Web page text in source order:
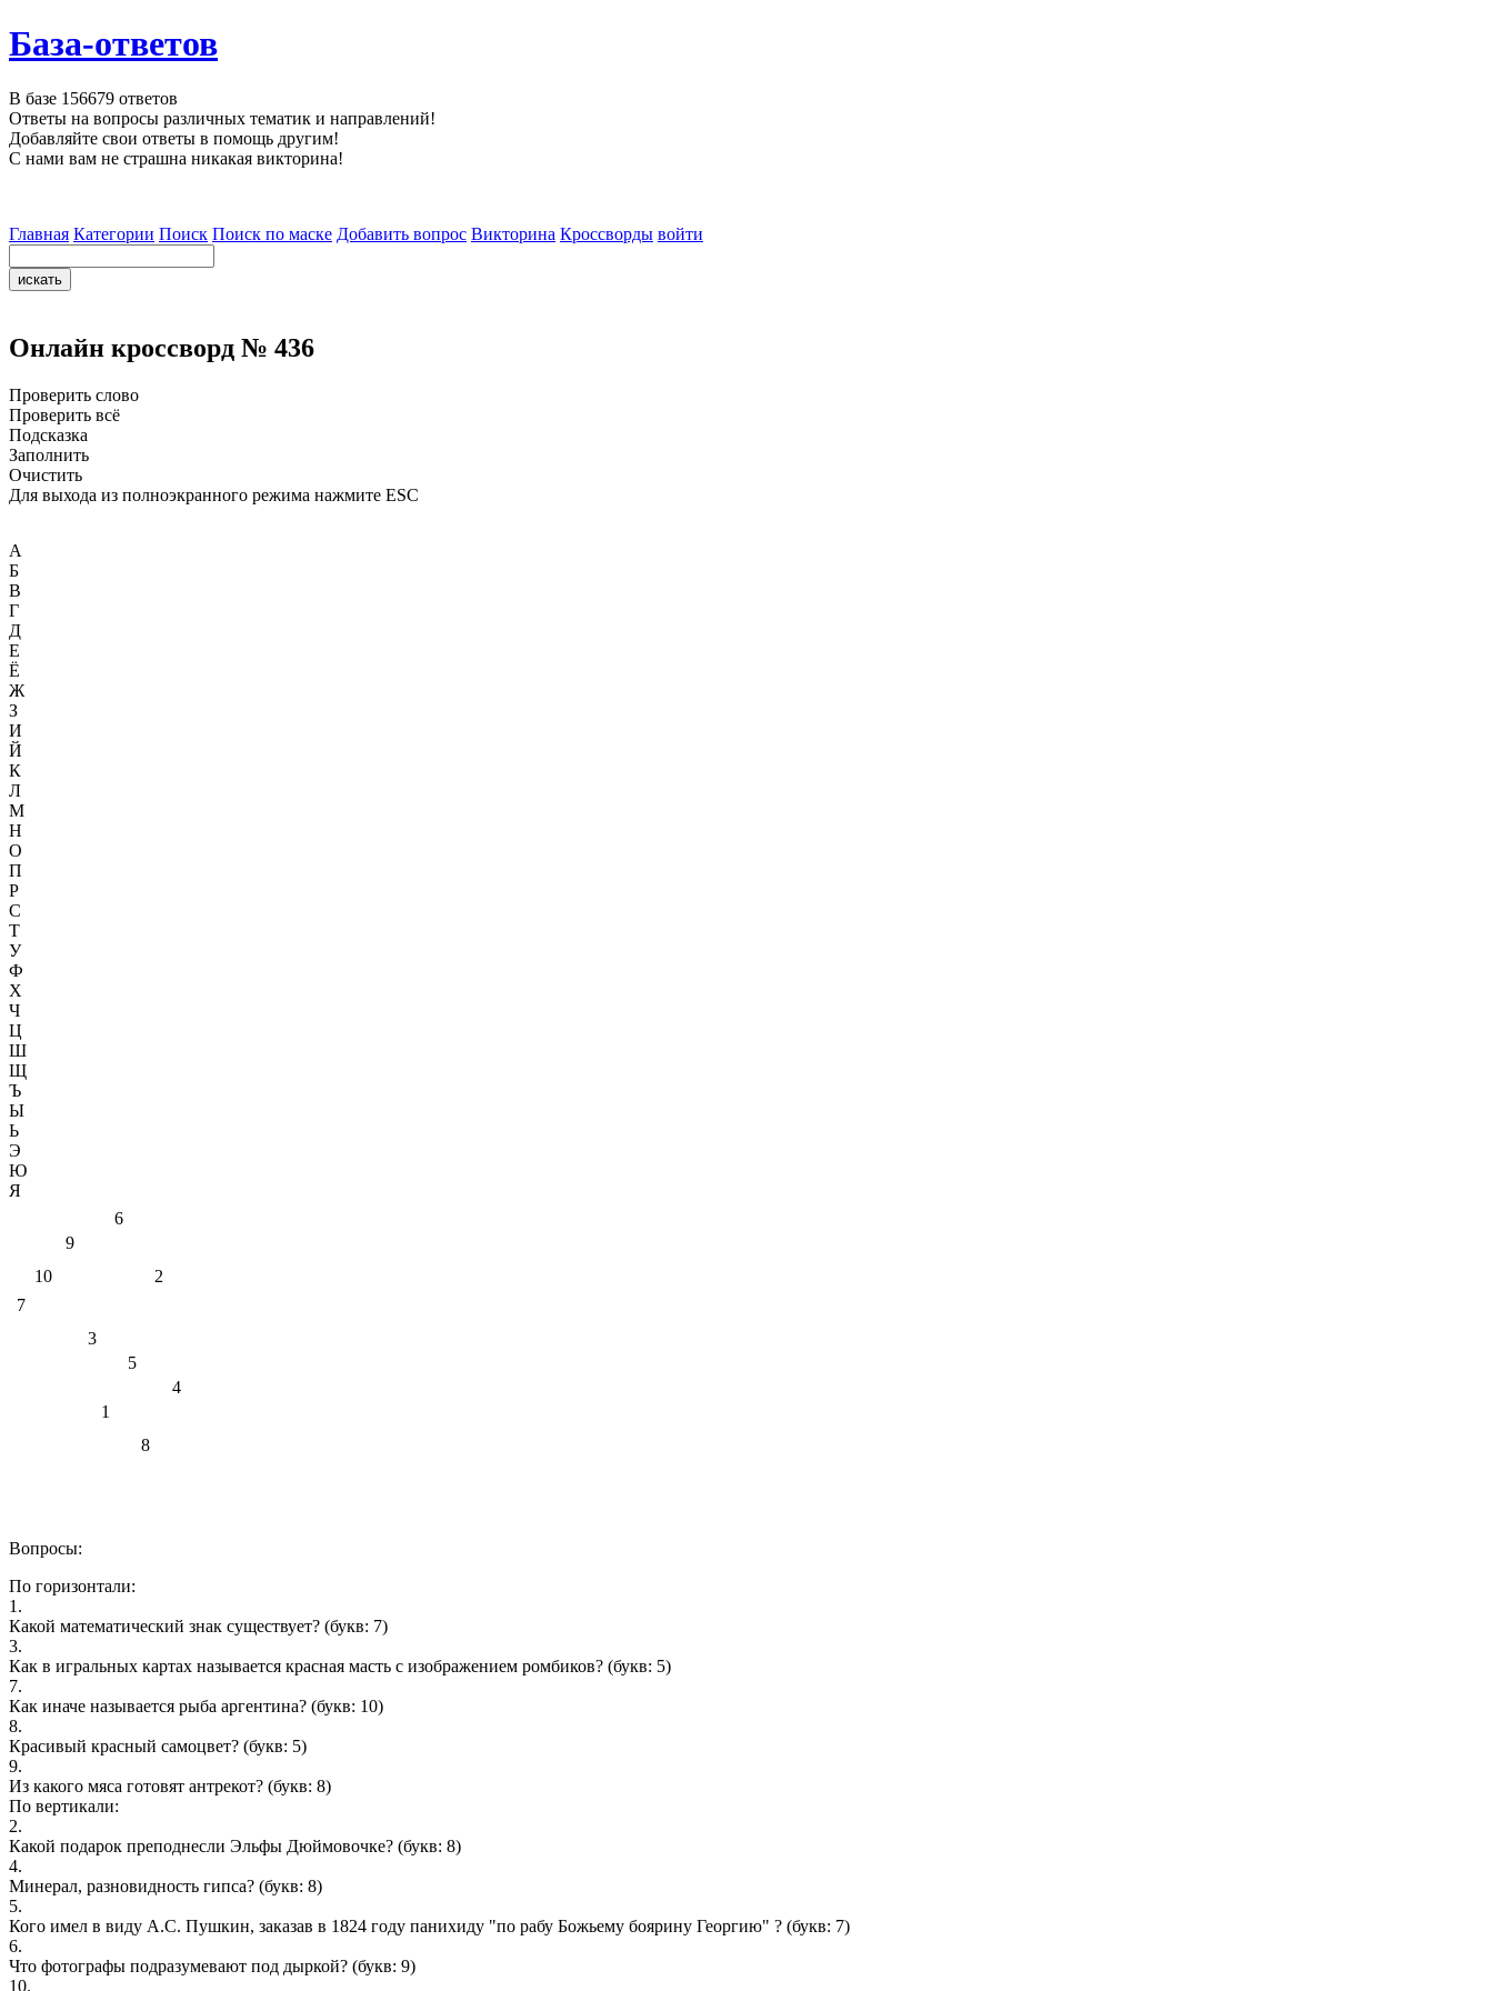
База-ответов
В базе 156679 ответов
Ответы на вопросы различных тематик и направлений!
Добавляйте свои ответы в помощь другим!
С нами вам не страшна никакая викторина!
Главная Категории Поиск Поиск по маске Добавить вопрос Викторина Кроссворды войти
Онлайн кроссворд № 436
Проверить слово
Проверить всё
Подсказка
Заполнить
Очистить
Для выхода из полноэкранного режима нажмите ESC
А
Б
В
Г
Д
Е
Ё
Ж
З
И
Й
К
Л
М
Н
О
П
Р
С
Т
У
Ф
Х
Ч
Ц
Ш
Щ
Ъ
Ы
Ь
Э
Ю
Я
6
9
10
2
7
3
5
4
1
8
Вопросы:
По горизонтали:
1.
Какой математический знак существует? (букв: 7)
3.
Как в игральных картах называется красная масть с изображением ромбиков? (букв: 5)
7.
Как иначе называется рыба аргентина? (букв: 10)
8.
Красивый красный самоцвет? (букв: 5)
9.
Из какого мяса готовят антрекот? (букв: 8)
По вертикали:
2.
Какой подарок преподнесли Эльфы Дюймовочке? (букв: 8)
4.
Минерал, разновидность гипса? (букв: 8)
5.
Кого имел в виду А.С. Пушкин, заказав в 1824 году панихиду "по рабу Божьему боярину Георгию" ? (букв: 7)
6.
Что фотографы подразумевают под дыркой? (букв: 9)
10.